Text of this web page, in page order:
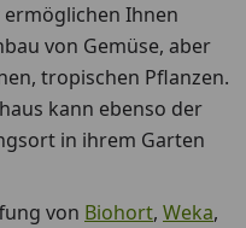
ermöglichen Ihnen
von Gemüse, aber
tropischen Pflanzen.
kann ebenso der
in ihrem Garten
von Biohort, Weka,